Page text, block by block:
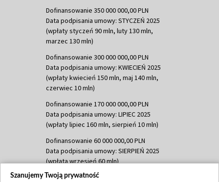
Dofinansowanie 350 000 000,00 PLN
Data podpisania umowy: STYCZEŃ 2025
(wpłaty styczeń 90 mln, luty 130 mln,
marzec 130 mln)
Dofinansowanie 300 000 000,00 PLN
Data podpisania umowy: KWIECIEŃ 2025
(wpłaty kwiecień 150 mln, maj 140 mln,
czerwiec 10 mln)
Dofinansowanie 170 000 000,00 PLN
Data podpisania umowy: LIPIEC 2025
(wpłaty lipiec 160 mln, sierpień 10 mln)
Dofinansowanie 60 000 000,00 PLN
Data podpisania umowy: SIERPIEŃ 2025
(wpłata wrzesień 60 mln)
Dofinansowanie 635 783 051,21 PLN
Szanujemy Twoją prywatność